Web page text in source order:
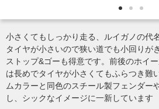
小さくてもしっかり走る、ルイガノの代
タイヤが小さいので狭い道でも小回りが
ストップ&ゴーも得意です。前後のホイ
は長めでタイヤが小さくてもふらつき難
ムカラーと同色のスチール製フェンダー
し、シックなイメージに一新しています